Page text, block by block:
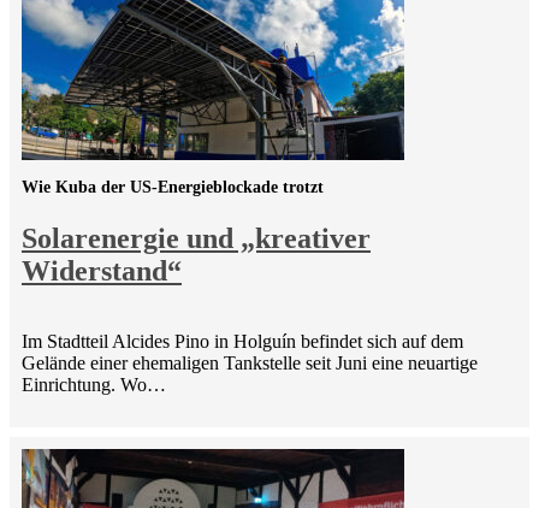
Solarenergie und „kreativer
Widerstand“
Wie Kuba der US-Energieblockade trotzt
Im Stadtteil Alcides Pino in Holguín befindet sich auf dem
Gelände einer ehemaligen Tankstelle seit Juni eine neuartige
Einrichtung. Wo…